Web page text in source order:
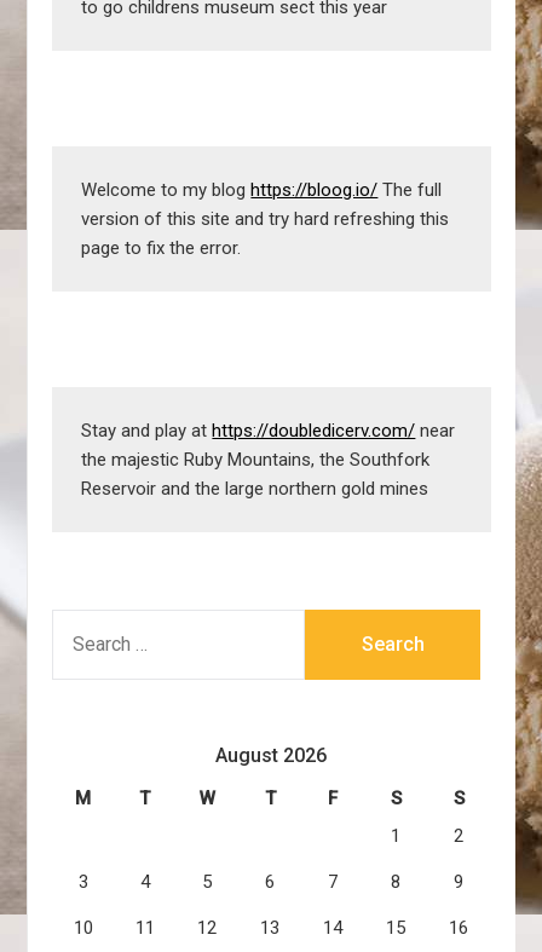
to go childrens museum sect this year
Welcome to my blog https://bloog.io/ The full
version of this site and try hard refreshing this
page to fix the error.
Stay and play at https://doubledicerv.com/ near
the majestic Ruby Mountains, the Southfork
Reservoir and the large northern gold mines
FOR:
August 2026
M T W T F S
S
1
2
3 4 5 6 7 8 9
10 11 12 13 14 15 16